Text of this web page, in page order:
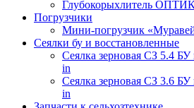
Глубокорыхлитель
Погрузчики
Мини-погрузчик
Сеялки бу и восстановленные
Сеялка зерновая СЗ 5.4 БУ
in
Сеялка зерновая СЗ 3.6 БУ
in